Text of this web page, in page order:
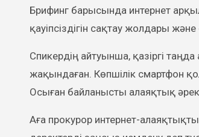
Брифинг барысында интернет
қауіпсіздігін сақтау жолдары
Спикердің айтуынша, қазіргі
жақындаған. Көпшілік смартфон
Осыған байланысты алаяқтық
Аға прокурор интернет-